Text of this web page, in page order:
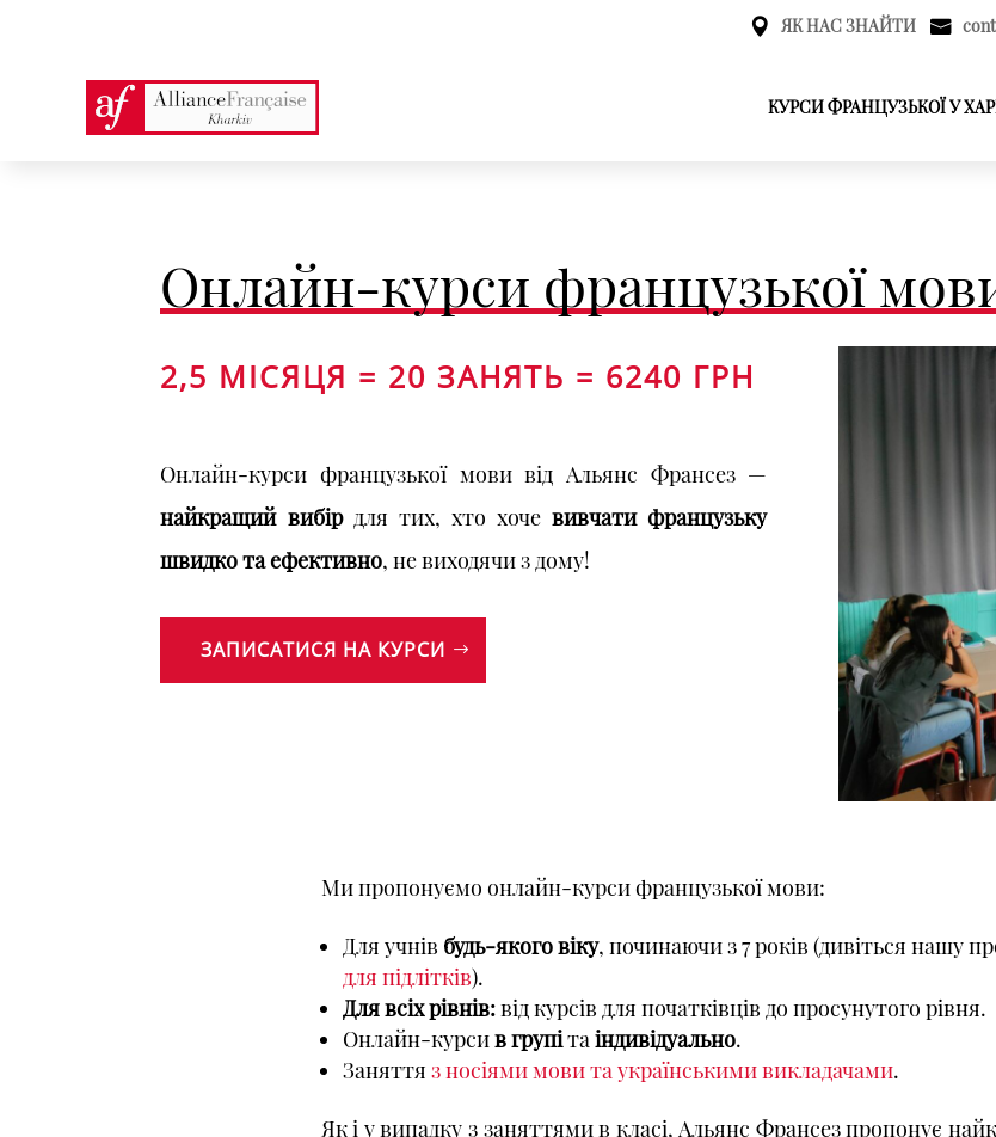
ЯК НАС ЗНАЙТИ
КУРСИ ФРАНЦУЗЬКОЇ У
Онлайн-курси французької
2,5 МІСЯЦЯ = 20 ЗАНЯТЬ = 6240 ГРН
Онлайн-курси французької мови від Альянс Франсез —
найкращий вибірдля тих, хто хочевивчати французьку
швидко та ефективно, не виходячи з дому!
ЗАПИСАТИСЯ НА КУРСИ
Ми пропонуємо онлайн-курси французької мови:
Для учнів будь-якого віку, починаючи з 7 років (дивіться нашу
для підлітків).
Для всіх рівнів:від курсів для початківців до просунутого рівня.
Онлайн-курсив групіта індивідуально.
Заняття з носіями мови та українськими викладачами.
Як і у випадку з заняттями в класі, Альянс Франсез пропонує